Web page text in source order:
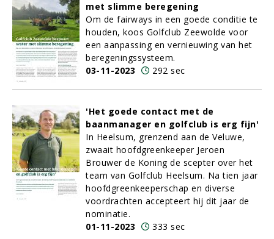
met slimme beregening
Om de fairways in een goede conditie te
houden, koos Golfclub Zeewolde voor
een aanpassing en vernieuwing van het
beregeningssysteem.
03-11-2023
292 sec
'Het goede contact met de
baanmanager en golfclub is erg fijn'
In Heelsum, grenzend aan de Veluwe,
zwaait hoofdgreenkeeper Jeroen
Brouwer de Koning de scepter over het
team van Golfclub Heelsum. Na tien jaar
hoofdgreenkeeperschap en diverse
voordrachten accepteert hij dit jaar de
nominatie.
01-11-2023
333 sec